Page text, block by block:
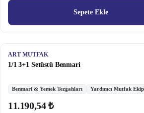
Sepete Ekle
ART MUTFAK
1/1 3+1 Setüstü Benmari
Benmari & Yemek Tezgahları Yardımcı Mutfak
11.190,54 ₺